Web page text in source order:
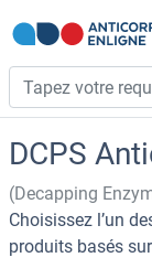
DCPS
(Decapping
Choisissez l’un
produits basés sur